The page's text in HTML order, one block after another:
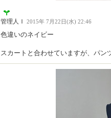
管理人Ｉ 2015年 7月22日(水) 22:46
色違いのネイビー
スカートと合わせていますが、パン